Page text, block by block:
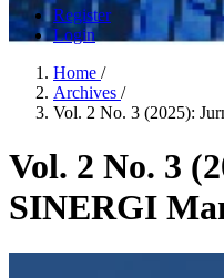
Register
Login
Home /
Archives /
Vol. 2 No. 3 (2025):
Vol. 2 No. 3
SINERGI